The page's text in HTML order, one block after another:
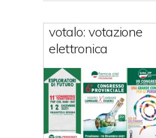
votalo: votazione
elettronica